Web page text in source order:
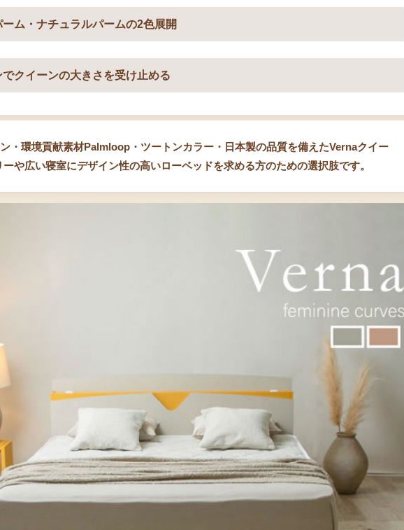
ム・ナチュラルパームの2色展開
でクイーンの大きさを受け止める
・環境貢献素材Palmloop・ツートンカラー・日本製の品質を備えたVernaクイー
や広い寝室にデザイン性の高いローベッドを求める方のための選択肢です。